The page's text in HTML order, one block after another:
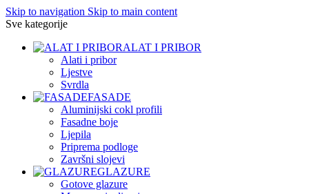
Skip to navigation Skip to main content
Sve kategorije
ALAT I PRIBOR
Alati i pribor
Ljestve
Svrdla
FASADE
Aluminijski cokl profili
Fasadne boje
Ljepila
Priprema podloge
Završni slojevi
GLAZURE
Gotove glazure